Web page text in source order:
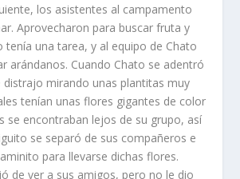
los asistentes al campamento
Aprovecharon para buscar fruta y
tenía una tarea, y al equipo de Chato
arándanos. Cuando Chato se adentró
distrajo mirando unas plantitas muy
tenían unas flores gigantes de color
se encontraban lejos de su grupo, así
se separó de sus compañeros e
para llevarse dichas flores.
de ver a sus amigos, pero no le dio